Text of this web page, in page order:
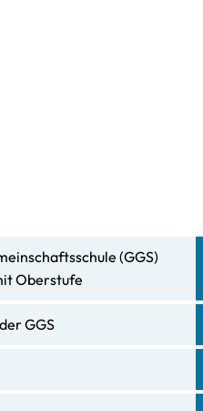
(GGS)
Oberstufe
GGS